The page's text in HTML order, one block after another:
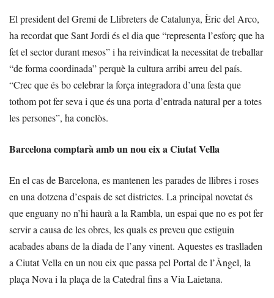
El president del Gremi de Llibreters de Catalunya, Èric del Arco,
ha recordat que Sant Jordi és el dia que “representa l’esforç que ha
fet el sector durant mesos” i ha reivindicat la necessitat de treballar
“de forma coordinada” perquè la cultura arribi arreu del país.
“Crec que és bo celebrar la força integradora d’una festa que
tothom pot fer seva i que és una porta d’entrada natural per a totes
les persones”, ha conclòs.
Barcelona comptarà amb un nou eix a Ciutat Vella
En el cas de Barcelona, es mantenen les parades de llibres i roses
en una dotzena d’espais de set districtes. La principal novetat és
que enguany no n’hi haurà a la Rambla, un espai que no es pot fer
servir a causa de les obres, les quals es preveu que estiguin
acabades abans de la diada de l’any vinent. Aquestes es traslladen
a Ciutat Vella en un nou eix que passa pel Portal de l’Àngel, la
plaça Nova i la plaça de la Catedral fins a Via Laietana.